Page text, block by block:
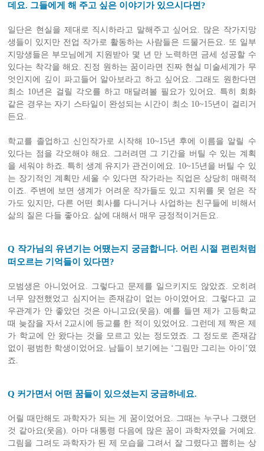
데요. 그들에게 해 주고 싶은 이야기가 있으시다면?
일단은 현실을 제대로 직시하라고 말해주고 싶어요. 많은 작가지망
생들이 있지만 전업 작가로 활동하는 사람들은 드물거든요. 또 일부
지망생들은 부모님에게 지원받아 몇 년 만 노력하면 금세 성공할 수
있다는 착각을 해요. 진정 원하는 꿈이라면 진짜 현실 미술세계가 무
엇인지에 깊이 파고들어 알아보라고 하고 싶어요. 그래도 원한다면
최소 10년은 걸릴 각오를 하고 매달려볼 필요가 있어요. 특히 회화
같은 경우는 자기 스타일이 완성되는 시간이 최소 10~15년이 걸리거
든요.
학교를 졸업하고 신인작가로 시작해 10~15년 후에 이름을 알릴 수
있다는 점을 각오해야 해요. 그러려면 그 기간을 버틸 수 있는 계획
을 세워야 하죠. 특히 생계 유지가 관건이에요. 10~15년을 버틸 수 있
는 장기적인 계획만 세울 수 있다면 작가라는 직업은 상당히 매력적
이죠. 주변에 보면 생계가 어려운 작가들도 있고 지위를 못 얻은 작
가도 있지만, 다른 어떤 회사를 다니거나 사업하는 친구들에 비해서
삶의 질은 다들 좋아요. 삶에 대해서 매우 긍정적이거든요.
Q 작가님의 유년기는 어땠는지 궁금합니다. 어린 시절 편린처럼
떠오르는 기억들이 있다면?
모범생은 아니었어요. 그렇다고 문제를 일으키지도 않았죠. 오히려
너무 얌전했었고 심지어는 존재감이 없는 아이였어요. 그렇다고 교
우관계가 안 좋았던 것은 아니고요(웃음). 예를 들면 제가 고등학교
때 늦잠을 자서 2교시에 등교를 한 적이 있었어요. 그런데 제 짝은 제
가 학교에 안 왔다는 것을 모르고 있는 정도였죠. 그 정도로 존재감
없이 평범한 학생이었어요. 남들이 보기에는 ‘그림만 그리는 아이’였
죠.
Q 커가면서 어떤 꿈들이 있으셨는지 궁금하네요.
어릴 때만해도 과학자가 되는 게 꿈이었어요. 그때는 누구나 그랬던
것 같아요(웃음). 아마 대통령 다음에 많은 꿈이 과학자였을 거예요.
그림을 그려도 과학자가 된 제 모습을 그려서 잘 그렸다고 뽑히는 상